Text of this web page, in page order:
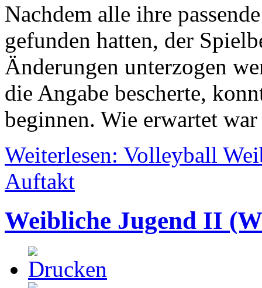
Nachdem alle ihre
gefunden hatten, der
Änderungen unterzogen
die Angabe bescherte,
beginnen. Wie erwartet war
Weiterlesen: Volleyball
Auftakt
Weibliche Jugend II